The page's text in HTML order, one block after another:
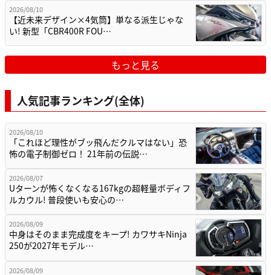
2026/08/10
【近未来デザイン×4気筒】単なる派生じゃな
い! 新型「CBR400R FOU…
もっと見る
人気記事ランキング(全体)
2026/08/10
「これほど理性がブッ飛んだクルマはない」恐
怖の電子制御ゼロ！ 21年前の伝説…
2026/08/07
Uターンが怖くなくなる167kgの超軽量ボディフ
ルカウル! 普段使いも安心の…
2026/08/09
中身はそのまま完成度をキープ! カワサキNinja
250が2027年モデル…
2026/08/09